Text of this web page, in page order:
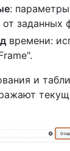
:
от заданных
времени:
и